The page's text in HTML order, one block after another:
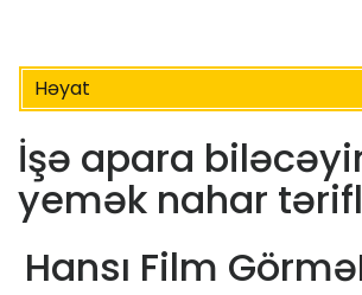
Həyat
İşə apara
yemək nahar
Hansı Film